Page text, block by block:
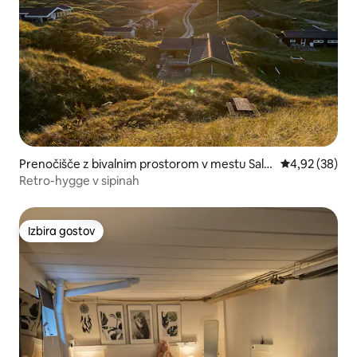
Prenočišče z bivalnim prostorom v mestu Salt
um
Povprečna
4,92 (38)
Retro-hygge v sipinah
Izbira gostov
Izbira gostov